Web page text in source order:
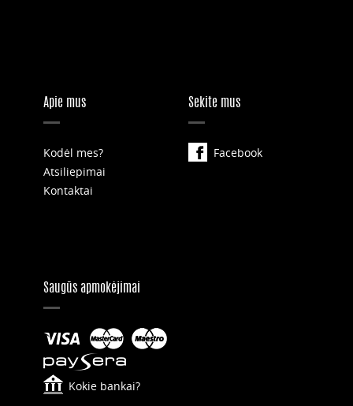
Apie mus
Kodėl mes?
Atsiliepimai
Kontaktai
Sekite mus
Facebook
Saugūs apmokėjimai
Kokie bankai?